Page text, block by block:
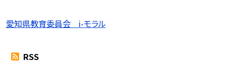
愛知県教育委員会 i-モラル
RSS